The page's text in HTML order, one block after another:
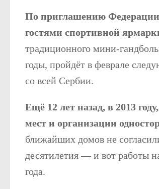
По приглашению
гостями спортивной
традиционного мини-
годы, пройдёт в феврале
со всей Сербии.
Ещё 12 лет назад, в 2013
мест и организации
ближайших домов не
десятилетия — и вот работы
года.